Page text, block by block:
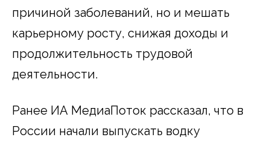
причиной заболеваний, но и мешать
карьерному росту, снижая доходы и
продолжительность трудовой
деятельности.
Ранее ИА МедиаПоток рассказал, что в
России начали выпускать водку